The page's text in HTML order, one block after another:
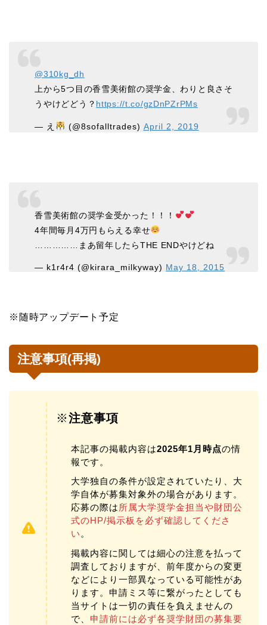
@310kg_dh
上から5つ目の香雪美術館の奨学金、わりと良さそ
うやけどどう？ https://t.co/gzDnPZrPMs
— え (@8sofalltrades) April 2, 2019
香雪美術館の奨学金受かった！！！
4年間毎月4万円もらえる幸せ
……………まあ留年したらTHE ENDやけどね
— k1r4r4 (@kirara_milkyway) May 18, 2015
※随時アップデート予定
注意事項(再掲)
※注意事項
本記事の掲載内容は2025年1月時点の情
報です。
大学独自の条件が設定されていたり、大
学自体が募集対象外の場合があります。
応募の際は所属大学奨学金担当や財団公
式のHP/掲示板を必ず確認してくださ
い。
掲載内容に関しては細心の注意を払って
調査しておりますが、前年度からの変更
などにより一部異なっている可能性があ
ります。申請ミス等に繋がったとしても
当サイトは一切の責任を負えませんの
で、 申請前には必ず各奨学財団の募集要